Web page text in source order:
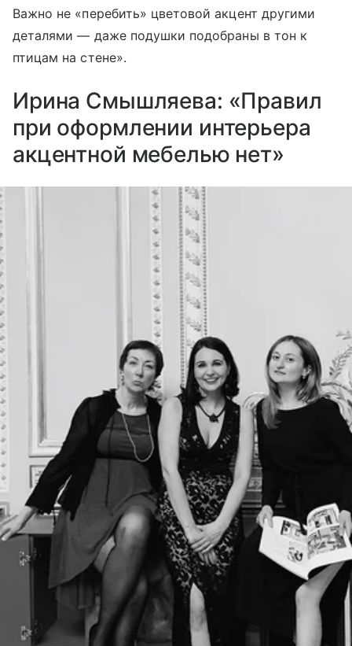
Важно не «перебить» цветовой акцент другими
деталями — даже подушки подобраны в тон к
птицам на стене».
Ирина Смышляева: «Правил
при оформлении интерьера
акцентной мебелью нет»